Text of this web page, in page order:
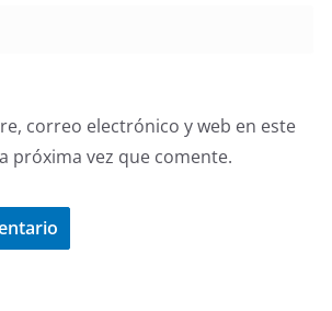
correo electrónico y web en este
próxima vez que comente.